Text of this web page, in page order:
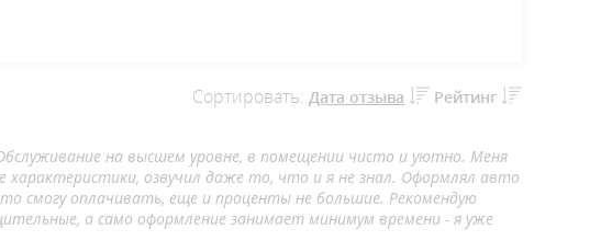
Сортировать: Дата отзыва Рейтинг
на высшем уровне, в помещении чисто и уютно. Меня
характеристики, озвучил даже то, что и я не знал. Оформлял авто
смогу оплачивать, еще и проценты не большие. Рекомендую
а само оформление занимает минимум времени - я уже